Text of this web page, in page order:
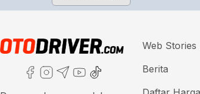
Web Stories
Berita